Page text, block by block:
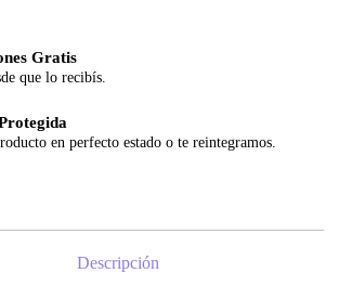
Gratis
que lo recibís.
en perfecto estado o te reintegramos.
Descripción